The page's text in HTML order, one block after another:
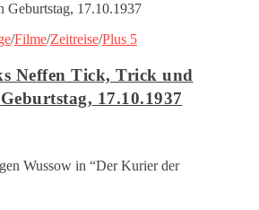
/Filme/Zeitreise/Plus 5
Neffen Tick, Trick und
17.10.1937